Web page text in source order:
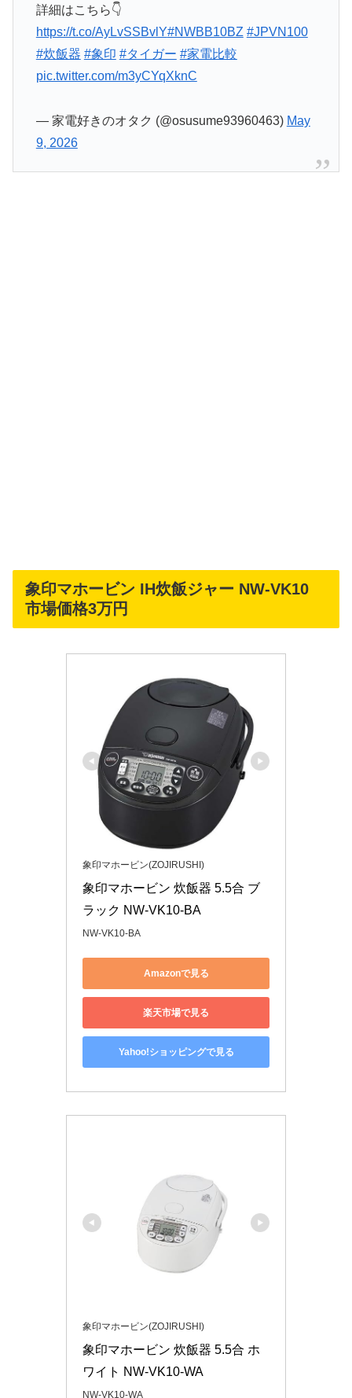
詳細はこちら👇
https://t.co/AyLvSSBvlY#NWBB10BZ #JPVN100
#炊飯器 #象印 #タイガー #家電比較
pic.twitter.com/m3yCYqXknC
— 家電好きのオタク (@osusume93960463) May
9, 2026
象印マホービン IH炊飯ジャー NW-VK10
市場価格3万円
象印マホービン(ZOJIRUSHI)
象印マホービン 炊飯器 5.5合 ブ
ラック NW-VK10-BA
NW-VK10-BA
Amazonで見る
楽天市場で見る
Yahoo!ショッピングで見る
象印マホービン(ZOJIRUSHI)
象印マホービン 炊飯器 5.5合 ホ
ワイト NW-VK10-WA
NW-VK10-WA